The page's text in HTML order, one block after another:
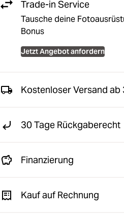
Trade-in Service
Tausche deine
Bonus
Jetzt Angebot anfordern
Kostenloser Versand ab
30 Tage Rückgaberecht
Finanzierung
Kauf auf Rechnung